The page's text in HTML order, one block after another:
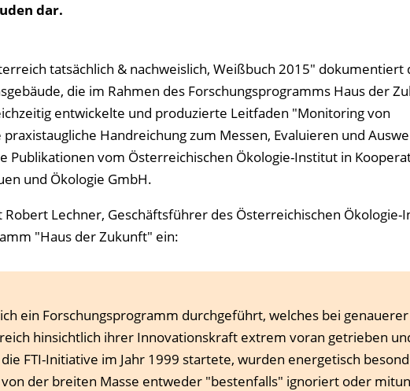
dar.
tatsächlich & nachweislich, Weißbuch 2015" dokumentiert
die im Rahmen des Forschungsprogramms Haus der
entwickelte und produzierte Leitfaden "Monitoring von
Handreichung zum Messen, Evaluieren und
Publikationen vom Österreichischen Ökologie-Institut in
und Ökologie GmbH.
Lechner, Geschäftsführer des Österreichischen Ökologie-
"Haus der Zukunft" ein:
ein Forschungs­programm durchgeführt, welches bei genauerer
hinsichtlich ihrer Innovationskraft extrem voran getrieben
FTI-Initiative im Jahr 1999 startete, wurden energetisch
von der breiten Masse entweder "bestenfalls" ignoriert oder